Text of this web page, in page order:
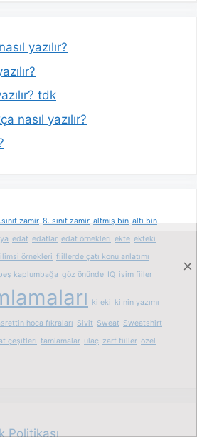
yazılır?
tdk
nasıl yazılır?
zamir 8. sınıf zamir altmış bin altı bin
edat edatlar edat örnekleri ekte ekteki
örnekleri fiillerde çatı konu anlatımı
kaplumbağa göz önünde IQ isim fiiler
ki eki ki nin yazımı
hoca fıkraları Sivit Sweat Sweatshirt
çeşitleri tamlamalar ulaç zarf fiiller özel
Politikası